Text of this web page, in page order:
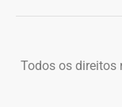
Todos os direitos